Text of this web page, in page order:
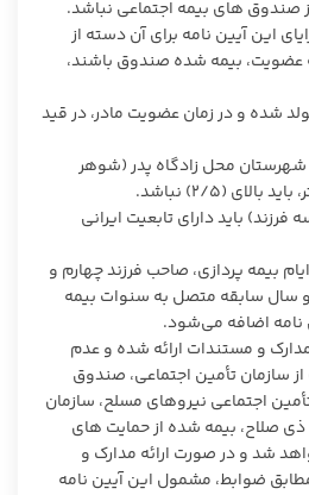
های بیمه اجتماعی نباشد.
این آیین نامه برای آن دسته از
عضویت، بیمه شده صندوق باشند،
شده و در زمان عضویت مادر، در قید
شهرستان محل زادگاه پدر (شوهر
(۲/۵) نباشد.
باید دارای تابعیت ایرانی
بیمه پردازی، صاحب فرزند چهارم و
سال سابقه متصل به سنوات بیمه
نامه اضافه می‌شود.
و مستندات ارائه شده و عدم
سازمان تأمین اجتماعی، صندوق
اجتماعی نیروهای مسلح، سازمان
صلاح، بیمه شده از حمایت های
شد و در صورت ارائه مدارک و
ضوابط، مشمول این آیین نامه